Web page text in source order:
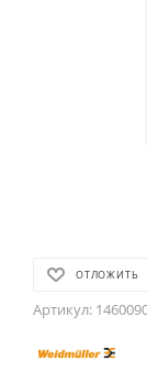
ОТЛОЖИТЬ
Артикул: